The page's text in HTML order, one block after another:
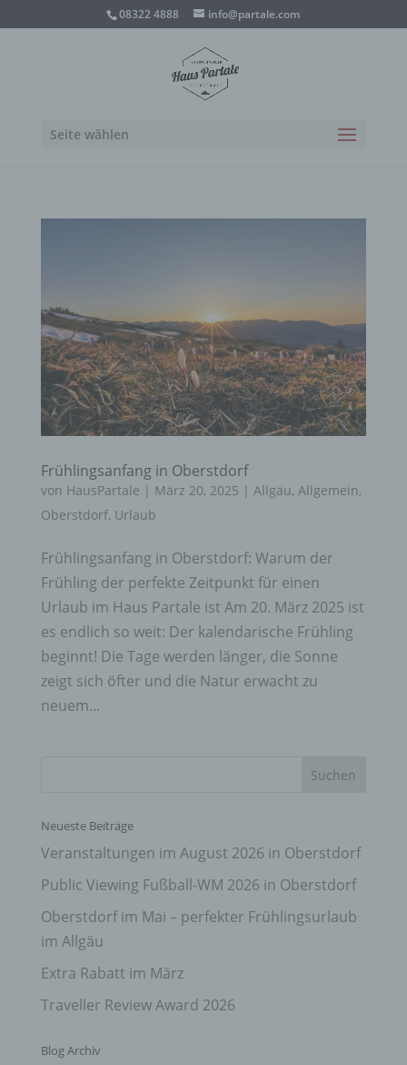
08322 4888 info@partale.com
Seite wählen
Frühlingsanfang in Oberstdorf
von HausPartale | März 20, 2025 | Allgäu, Allgemein,
Oberstdorf, Urlaub
Frühlingsanfang in Oberstdorf: Warum der
Frühling der perfekte Zeitpunkt für einen
Urlaub im Haus Partale ist Am 20. März 2025 ist
es endlich so weit: Der kalendarische Frühling
beginnt! Die Tage werden länger, die Sonne
zeigt sich öfter und die Natur erwacht zu
neuem...
Neueste Beiträge
Veranstaltungen im August 2026 in Oberstdorf
Public Viewing Fußball-WM 2026 in Oberstdorf
Oberstdorf im Mai – perfekter Frühlingsurlaub
im Allgäu
Extra Rabatt im März
Traveller Review Award 2026
Blog Archiv